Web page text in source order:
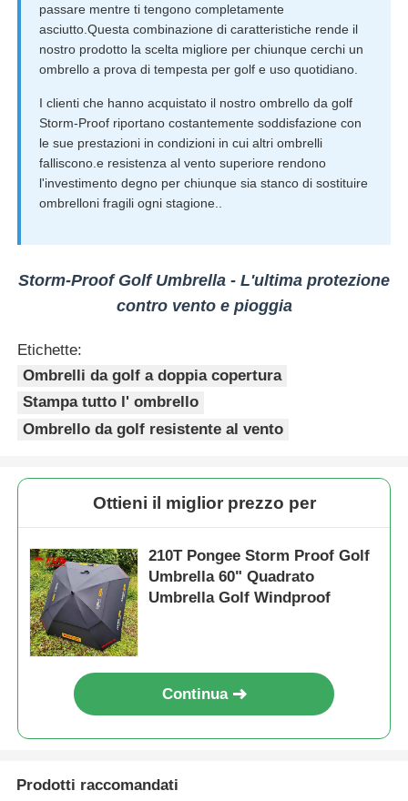
passare mentre ti tengono completamente
asciutto.Questa combinazione di caratteristiche rende il
nostro prodotto la scelta migliore per chiunque cerchi un
ombrello a prova di tempesta per golf e uso quotidiano.
I clienti che hanno acquistato il nostro ombrello da golf
Storm-Proof riportano costantemente soddisfazione con
le sue prestazioni in condizioni in cui altri ombrelli
falliscono.e resistenza al vento superiore rendono
l'investimento degno per chiunque sia stanco di sostituire
ombrelloni fragili ogni stagione..
Storm-Proof Golf Umbrella - L'ultima protezione
contro vento e pioggia
Etichette:
Ombrelli da golf a doppia copertura
Stampa tutto l' ombrello
Ombrello da golf resistente al vento
Ottieni il miglior prezzo per
210T Pongee Storm Proof Golf
Umbrella 60" Quadrato
Umbrella Golf Windproof
Continua
Prodotti raccomandati